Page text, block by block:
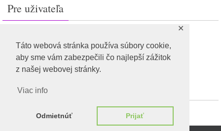
Táto webová stránka používa súbory cookie,
aby sme vám zabezpečili čo najlepší zážitok
z našej webovej stránky.
Viac info
Odmietnúť Prijať
✕
Pre uživateľa
Feed záznamov
RSS feed komentárov
WordPress.org